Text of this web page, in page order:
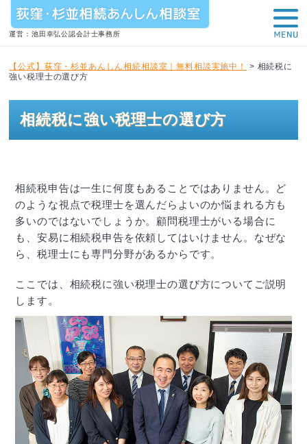
運営：池田幸弘公認会計士事務所
【公式】荻窪・杉並あんしん相続相談室｜無料相談実施中！ > 相続税に
強い税理士の選び方
相続税に強い税理士の選び方
相続税申告は一生に何度もあることではありません。ど
のような視点で税理士を選んだらよいのか悩まれる方も
多いのではないでしょうか。顧問税理士がいる場合に
も、安易に相続税申告を依頼してはいけません。なぜな
ら、税理士にも専門分野があるからです。
ここでは、相続税に強い税理士の選び方についてご説明
します。